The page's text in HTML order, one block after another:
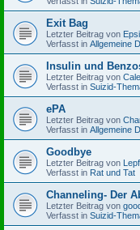
Exit Bag
Letzter Beitrag von
Verfasst in Allgemeine
Insulin und
Letzter Beitrag von
Verfasst in Suizid-
ePA
Letzter Beitrag von
Verfasst in Allgemeine
Goodbye
Letzter Beitrag von
Verfasst in Rat und Tat
Channeling- Der
Letzter Beitrag von
Verfasst in Suizid-